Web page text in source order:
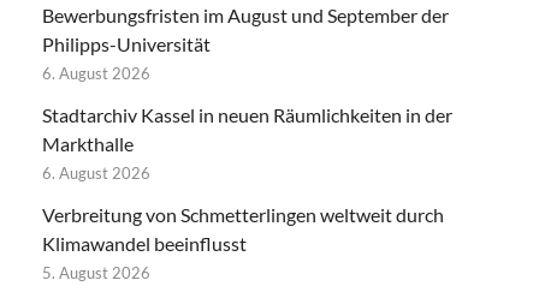
Bewerbungsfristen im August und September der
Philipps-Universität
6. August 2026
Stadtarchiv Kassel in neuen Räumlichkeiten in der
Markthalle
6. August 2026
Verbreitung von Schmetterlingen weltweit durch
Klimawandel beeinflusst
5. August 2026